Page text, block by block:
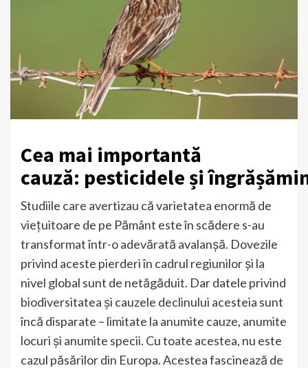
Cea mai importantă
cauză: pesticidele și
Studiile care avertizau că varietatea enormă de
viețuitoare de pe Pământ este în scădere s-au
transformat într-o adevărată avalanșă. Dovezile
privind aceste pierderi în cadrul regiunilor și la
nivel global sunt de netăgăduit. Dar datele privind
biodiversitatea și cauzele declinului acesteia sunt
încă disparate – limitate la anumite cauze, anumite
locuri și anumite specii. Cu toate acestea, nu este
cazul păsărilor din Europa. Acestea fascinează de